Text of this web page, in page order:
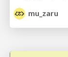
mu_zaru